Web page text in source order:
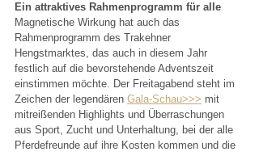
Ein attraktives Rahmenprogramm für alle
Magnetische Wirkung hat auch das
Rahmenprogramm des Trakehner
Hengstmarktes, das auch in diesem Jahr
festlich auf die bevorstehende Adventszeit
einstimmen möchte. Der Freitagabend steht im
Zeichen der legendären Gala-Schau>>> mit
mitreißenden Highlights und Überraschungen
aus Sport, Zucht und Unterhaltung, bei der alle
Pferdefreunde auf ihre Kosten kommen und die